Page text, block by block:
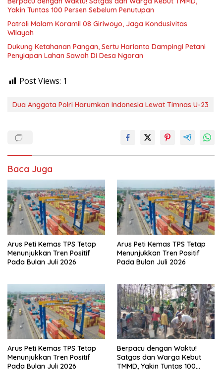
Yakin Tuntas 100 Persen Sebelum Penutupan
Patroli Malam Koramil 08 Giriwoyo, Jaga Kondusivitas
Wilayah
Dukung Ketahanan Pangan, Sertu Harianto Dampingi Petani
Penyiapan Lahan Sawah Di Desa Ngoran
Post Views: 1
Dua Anggota Polri Harumkan Indonesia Lewat Timnas U-23
Baca Juga
Arus Peti Kemas TPS Tetap
Menunjukkan Tren Positif
Pada Bulan Juli 2026
Arus Peti Kemas TPS Tetap
Menunjukkan Tren Positif
Pada Bulan Juli 2026
Arus Peti Kemas TPS Tetap
Menunjukkan Tren Positif
Pada Bulan Juli 2026
Berpacu dengan Waktu!
Satgas dan Warga Kebut
TMMD, Yakin Tuntas 100